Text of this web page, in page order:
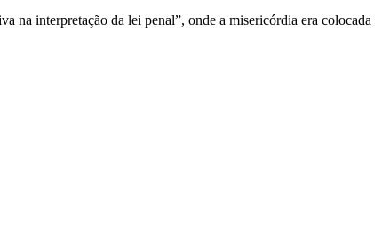
na interpretação da lei penal”, onde a misericórdia era colocada